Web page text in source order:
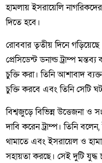
হামলায় ইসরায়েলি
দিতে হবে।
রোববার তৃতীয় দিনে গড়িয়েছে
প্রেসিডেন্ট ডনাল্ড ট্রাম্প
চুক্তি করা। তিনি আশাবাদ
চুক্তি করবে এবং তিনি সেটি
বিশ্বজুড়ে বিভিন্ন উত্তেজনা ও
দাবি করেন ট্রাম্প। তিনি
থামাতে এবং ইসরায়েল ও
সহায়তা করছে। সেই দুটি